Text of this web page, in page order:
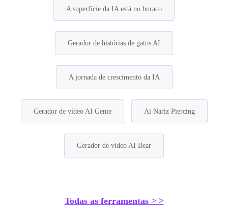
A superfície da IA está no buraco
Gerador de histórias de gatos AI
A jornada de crescimento da IA
Gerador de vídeo AI Genie Ai Nariz Piercing
Gerador de vídeo AI Bear
Todas as ferramentas > >